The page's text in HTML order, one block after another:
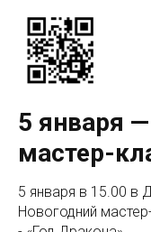
5 января
мастер-
5 января в 15.00 в
Новогодний